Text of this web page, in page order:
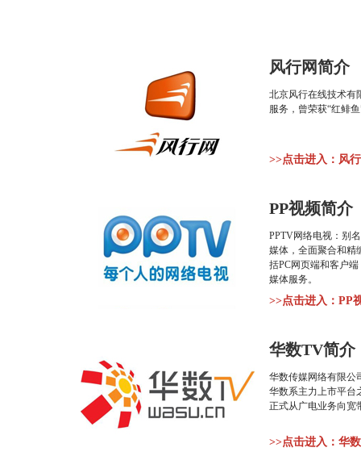
风行网简介
北京风行在线技术有
服务，曾荣获“红鲱
>>点击进入：风
PP视频简介
PPTV网络电视：别
媒体，全面聚合和精
括PC网页端和客户
媒体服务。
>>点击进入：PP
华数TV简介
华数传媒网络有限公
华数系主力上市平台
正式从广电业务向宽
>>点击进入：华